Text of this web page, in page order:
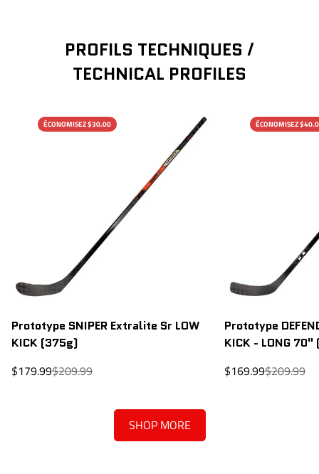
PROFILS TECHNIQUES /
TECHNICAL PROFILES
ÉCONOMISEZ $30.00
Prototype SNIPER Extralite Sr LOW
KICK (375g)
Prix
$179.99Prix
$209.99
ÉCONOMISEZ
Prototype
KICK - LONG
Prix
$169.99Prix
$209.99
SHOP MORE